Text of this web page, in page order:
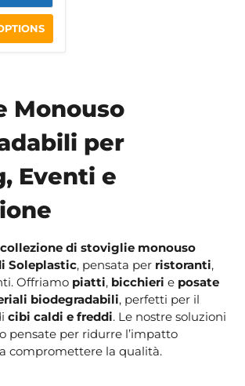
Monouso
per
Eventi e
di stoviglie monouso
Soleplastic, pensata per ristoranti,
Offriamo piatti, bicchieri e posate
biodegradabili, perfetti per il
cibi caldi e freddi. Le nostre soluzioni
pensate per ridurre l’impatto
compromettere la qualità.